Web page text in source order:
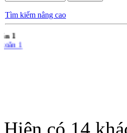
Tìm kiếm nâng cao
1
Hiện có 14